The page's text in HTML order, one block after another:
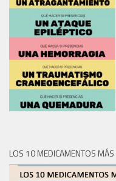
LOS 10 MEDICAMENTOS